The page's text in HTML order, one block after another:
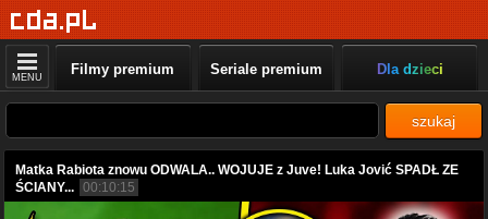
MENU Filmy premium Seriale premium Dla dzieci
szukaj
Matka Rabiota znowu ODWALA.. WOJUJE z Juve! Luka Jović SPADŁ ZE
ŚCIANY... 00:10:15